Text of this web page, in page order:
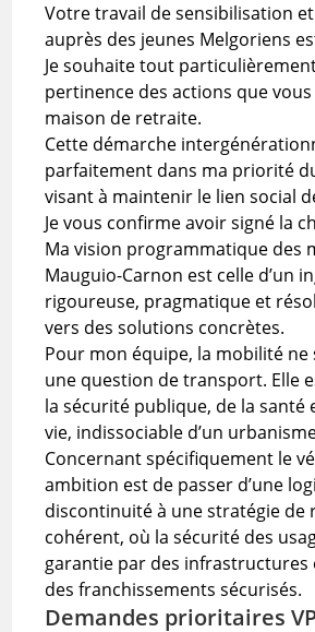
Votre travail de sensibilisation
auprès des jeunes Melgoriens
Je souhaite tout
pertinence des actions que vous
maison de retraite.
Cette démarche
parfaitement dans ma priorité
visant à maintenir le lien social
Je vous confirme avoir signé la
Ma vision programmatique des
Mauguio-Carnon est celle d’un
rigoureuse, pragmatique et
vers des solutions concrètes.
Pour mon équipe, la mobilité ne
une question de transport. Elle
la sécurité publique, de la santé
vie, indissociable d’un
Concernant spécifiquement le
ambition est de passer d’une
discontinuité à une stratégie de
cohérent, où la sécurité des
garantie par des
des franchissements sécurisés.
Demandes prioritaires